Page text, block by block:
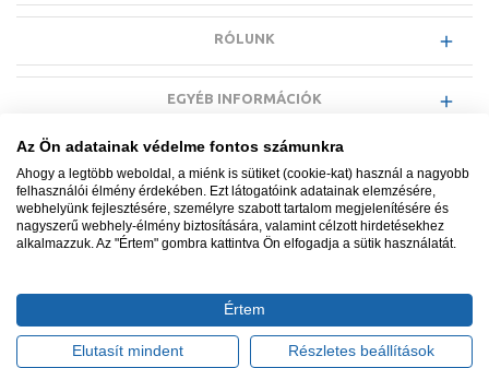
RÓLUNK
EGYÉB INFORMÁCIÓK
87052/2015.
Ügyfélszolgálat: +36 1 700 3500
Tervezte és készítette:
Vision-Software, az Octopus 8 ERP
Az Ön adatainak védelme fontos számunkra
Ahogy a legtöbb weboldal, a miénk is sütiket (cookie-kat) használ a nagyobb
felhasználói élmény érdekében. Ezt látogatóink adatainak elemzésére,
webhelyünk fejlesztésére, személyre szabott tartalom megjelenítésére és
nagyszerű webhely-élmény biztosítására, valamint célzott hirdetésekhez
alkalmazzuk. Az "Értem" gombra kattintva Ön elfogadja a sütik használatát.
Értem
Elutasít mindent Részletes beállítások